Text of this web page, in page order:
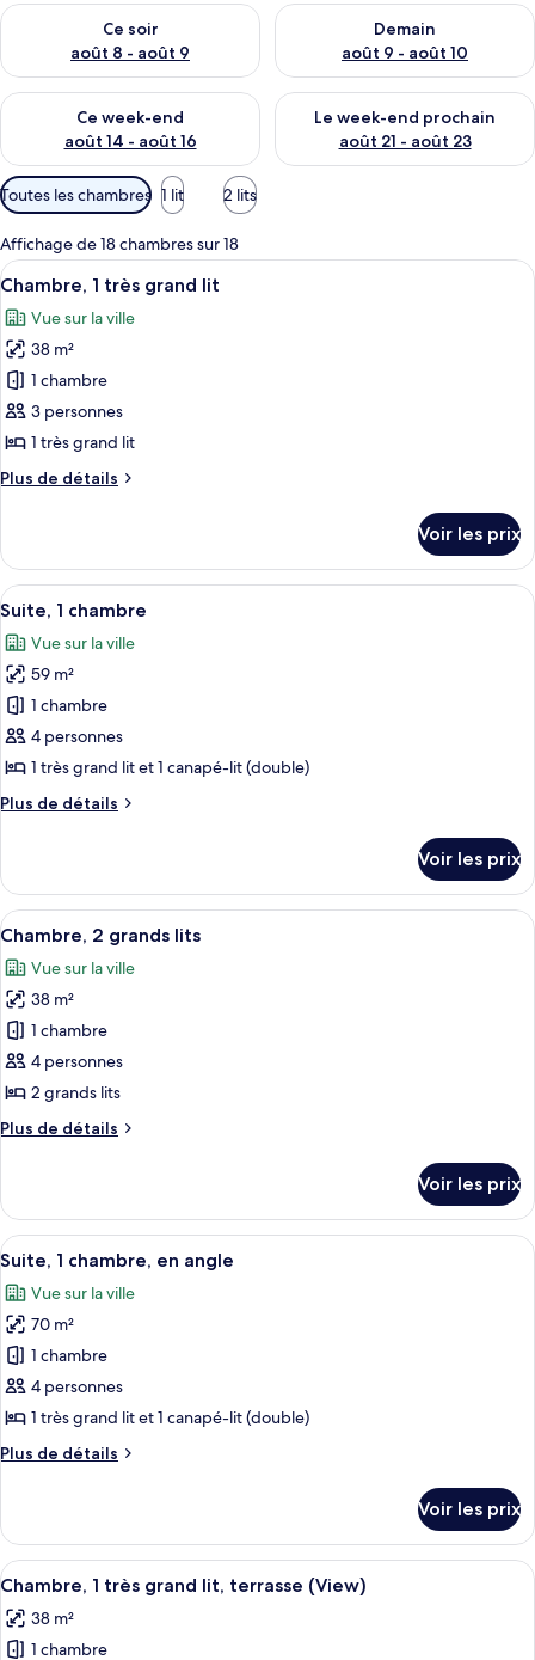
Ce soir
août 8 - août 9
Vérifier la disponibilité pour ce soir août 8 - août 9
Demain
août 9 - août 10
Vérifier la disponibilité pour
Ce week-end
août 14 - août 16
Vérifier la disponibilité pour ce week-end août 14 - août 16
Le week-end prochain
août 21 - août 23
Vérifier la disponibilité pour
Filtres
disponibles
pour
les
chambres
Toutes les chambres 1 lit 2 lits
Affichage de 18 chambres sur 18
Afficher
toutes
les
photos
pour
ce
type
chambre :
très
grand
lit
Une chambre d’hôtel avec un
7
Chambre, 1 très grand lit
Vue sur la ville
38 m²
1 chambre
3 personnes
1 très grand lit
Plus de détails
Plus
le
type
de
Chambre,
très
grand
lit
Voir les prix
Afficher
toutes
les
photos
pour
ce
type
chambre :
chambre
Une chambre d’hôtel avec un
5
Suite, 1 chambre
Vue sur la ville
59 m²
1 chambre
4 personnes
1 très grand lit et 1 canapé-lit (double)
Plus de détails
Plus
le
type
de
Suite,
chambre
Voir les prix
Afficher
toutes
les
photos
pour
ce
type
chambre :
grands
lits
Une chambre d’hôtel avec deux lits,
6
Chambre, 2 grands lits
Vue sur la ville
38 m²
1 chambre
4 personnes
2 grands lits
Plus de détails
Plus
le
type
de
Chambre,
2
grands
lits
Voir les prix
Afficher
toutes
les
photos
pour
ce
type
chambre :
chambre,
en
angle
Une chambre d’hôtel avec un
8
Suite, 1 chambre, en angle
Vue sur la ville
70 m²
1 chambre
4 personnes
1 très grand lit et 1 canapé-lit (double)
Plus de détails
Plus
le
type
de
Suite,
Voir les prix
Afficher
toutes
les
photos
Une chambre d’hôtel avec un
7
Chambre, 1 très grand lit, terrasse (View)
38 m²
1 chambre